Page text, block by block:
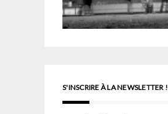
S'INSCRIRE À LA NEWSLETTER !